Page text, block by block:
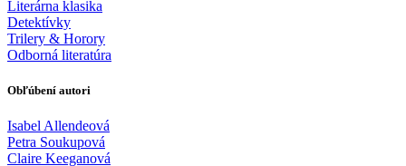
Literárna klasika
Detektívky
Trilery & Horory
Odborná literatúra
Obľúbení autori
Isabel Allendeová
Petra Soukupová
Claire Keeganová